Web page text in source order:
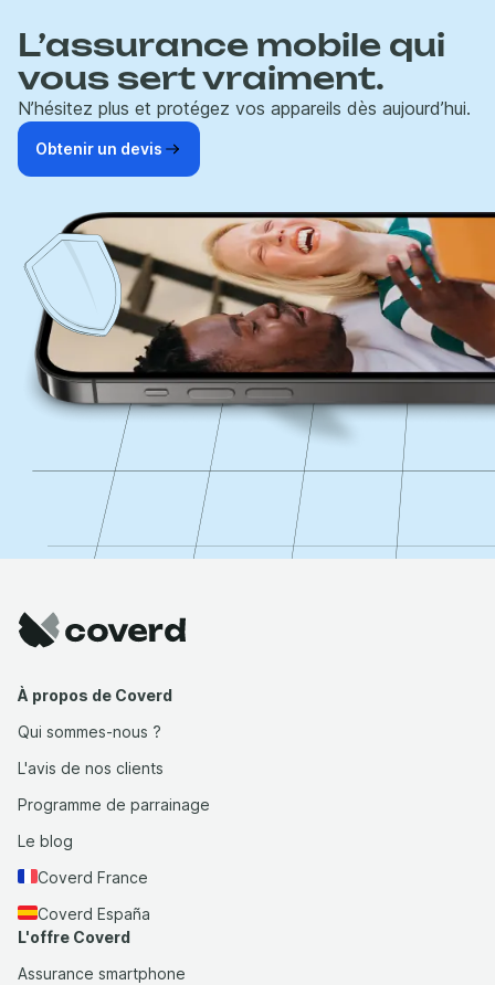
L’assurance mobile qui
vous sert vraiment.
N’hésitez plus et protégez vos appareils dès aujourd’hui.
Obtenir un devis
À propos de Coverd
Qui sommes-nous ?
L'avis de nos clients
Programme de parrainage
Le blog
Coverd France
Coverd España
L'offre Coverd
Assurance smartphone